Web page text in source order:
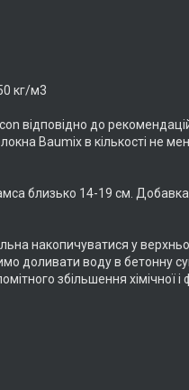
кг/м3
відповідно до
Baumix в кількості не
близько 14-19 см.
накопичуватися у
доливати воду в бетонну
збільшення хімічної і